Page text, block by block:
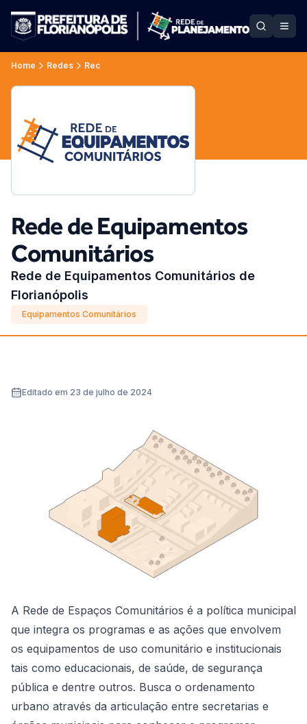
Home Redes Rec
Rede de Equipamentos
Comunitários
Rede de Equipamentos Comunitários de
Florianópolis
Equipamentos Comunitários
Editado em 23 de julho de 2024
A Rede de Espaços Comunitários é a política municipal
que integra os programas e as ações que envolvem
os equipamentos de uso comunitário e institucionais
tais como educacionais, de saúde, de segurança
pública e dentre outros. Busca o ordenamento
urbano através da articulação entre secretarias e